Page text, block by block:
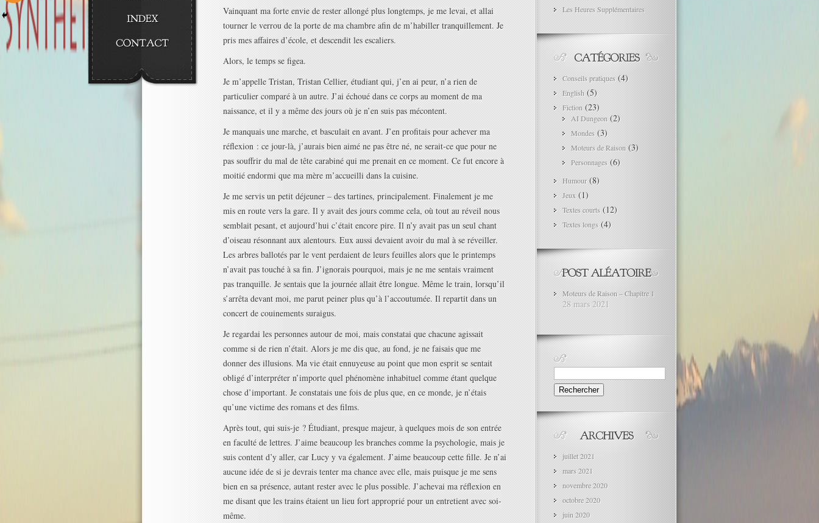
Vainquant ma forte envie de rester allongé plus longtemps, je me levai, et allai
tourner le verrou de la porte de ma chambre afin de m’habiller tranquillement. Je
pris mes affaires d’école, et descendit les escaliers.
Alors, le temps se figea.
Je m’appelle Tristan, Tristan Cellier, étudiant qui, j’en ai peur, n’a rien de
particulier comparé à un autre. J’ai échoué dans ce corps au moment de ma
naissance, et il y a même des jours où je n’en suis pas mécontent.
Je manquais une marche, et basculait en avant. J’en profitais pour achever ma
réflexion : ce jour-là, j’aurais bien aimé ne pas être né, ne serait-ce que pour ne
pas souffrir du mal de tête carabiné qui me prenait en ce moment. Ce fut encore à
moitié endormi que ma mère m’accueilli dans la cuisine.
Je me servis un petit déjeuner – des tartines, principalement. Finalement je me
mis en route vers la gare. Il y avait des jours comme cela, où tout au réveil nous
semblait pesant, et aujourd’hui c’était encore pire. Il n’y avait pas un seul chant
d’oiseau résonnant aux alentours. Eux aussi devaient avoir du mal à se réveiller.
Les arbres ballotés par le vent perdaient de leurs feuilles alors que le printemps
n’avait pas touché à sa fin. J’ignorais pourquoi, mais je ne me sentais vraiment
pas tranquille. Je sentais que la journée allait être longue. Même le train, lorsqu’il
s’arrêta devant moi, me parut peiner plus qu’à l’accoutumée. Il repartit dans un
concert de couinements suraigus.
Je regardai les personnes autour de moi, mais constatai que chacune agissait
comme si de rien n’était. Alors je me dis que, au fond, je ne faisais que me
donner des illusions. Ma vie était ennuyeuse au point que mon esprit se sentait
obligé d’interpréter n’importe quel phénomène inhabituel comme étant quelque
chose d’important. Je constatais une fois de plus que, en ce monde, je n’étais
qu’une victime des romans et des films.
Après tout, qui suis-je ? Étudiant, presque majeur, à quelques mois de son entrée
en faculté de lettres. J’aime beaucoup les branches comme la psychologie, mais je
suis content d’y aller, car Lucy y va également. J’aime beaucoup cette fille. Je n’ai
aucune idée de si je devrais tenter ma chance avec elle, mais puisque je me sens
bien en sa présence, autant rester avec le plus possible. J’achevai ma réflexion en
me disant que les trains étaient un lieu fort approprié pour un entretient avec soi-
même.
Les Heures Supplémentaires
Conseils pratiques (4)
English (5)
Fiction (23)
AI Dungeon (2)
Mondes (3)
Moteurs de Raison (3)
Personnages (6)
Humour(8)
Jeux (1)
Textes courts (12)
Textes longs (4)
Moteurs de Raison – Chapitre 1
28 mars 2021
Rechercher :
juillet 2021
mars 2021
novembre 2020
octobre 2020
juin 2020